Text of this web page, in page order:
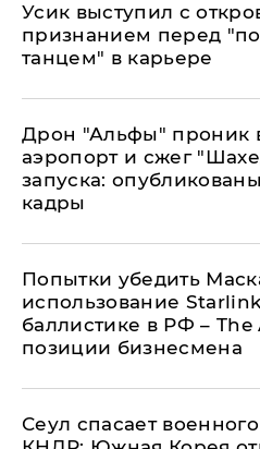
Усик выступил с
признанием перед
танцем" в карьере
Дрон "Альфы" проник
аэропорт и сжег
запуска:
кадры
Попытки убедить
использование
баллистике в РФ –
позиции бизнесмена
​Сеул спасает